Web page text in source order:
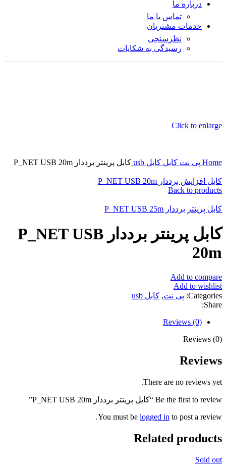
درباره ما
تماس با ما
خدمات مشتریان
نظرسنجی
رسیدگی به شکایات
Click to enlarge
Home پی نت کابل کابل usb کابل پرینتر برددار P_NET USB 20m
کابل افزایش برددار P_NET USB 20m
Back to products
کابل پرینتر برددار P_NET USB 25m
کابل پرینتر برددار P_NET USB
20m
Add to compare
Add to wishlist
Categories: پی نت, کابل usb
Share:
Reviews (0)
Reviews (0)
Reviews
There are no reviews yet.
Be the first to review “کابل پرینتر برددار P_NET USB 20m”
You must be logged in to post a review.
Related products
Sold out